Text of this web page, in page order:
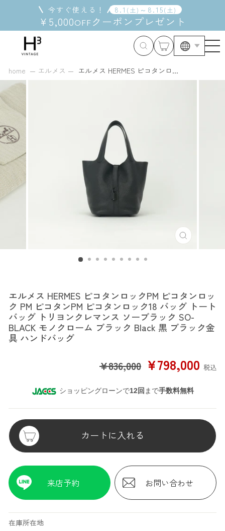
キ
ッ
プ
す
今すぐ使える！ 8 . 1 ( 土) ～ 8 . 15( 土)
¥5,000OFFクーポン プレゼント
home エルメス エルメス HERMES ピコタンロ...
エルメス HERMES ピコタンロックPM ピコタンロッ
ク PM ピコタンPM ピコタンロック18 バッグ トート
バッグ トリヨンクレマンス ソーブラック SO-
BLACK モノクローム ブラック Black 黒 ブラック金
具 ハンドバッグ
¥836,000 SALE
PRICE
¥798,000 税込
ショッピングローンで12回 まで手数料無料
カートに入れる
来店予約 お問い合わせ
在庫所在地